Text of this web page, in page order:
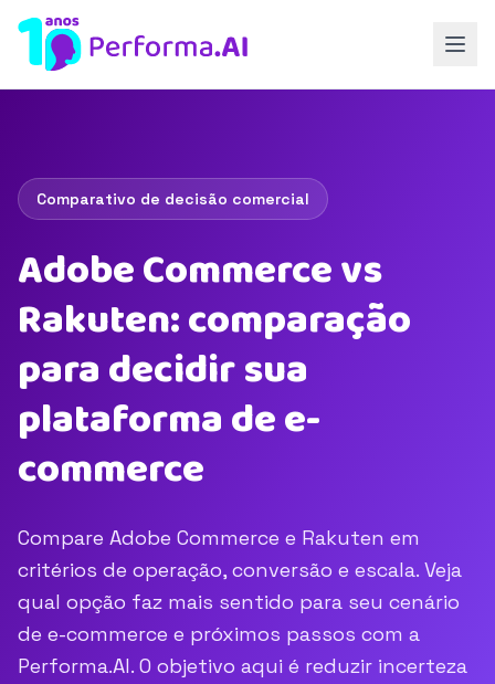
Comparativo de decisão comercial
Adobe Commerce vs
Rakuten: comparação
para decidir sua
plataforma de e-
commerce
Compare Adobe Commerce e Rakuten em
critérios de operação, conversão e escala. Veja
qual opção faz mais sentido para seu cenário
de e-commerce e próximos passos com a
Performa.AI. O objetivo aqui é reduzir incerteza